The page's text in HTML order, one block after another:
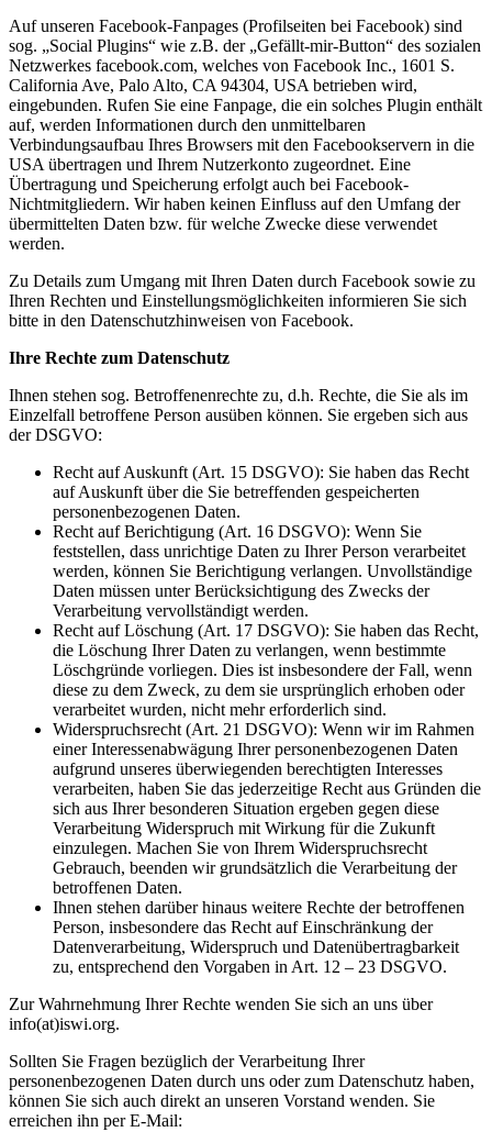
Auf unseren Facebook-Fanpages (Profilseiten bei Facebook) sind
sog. „Social Plugins“ wie z.B. der „Gefällt-mir-Button“ des sozialen
Netzwerkes facebook.com, welches von Facebook Inc., 1601 S.
California Ave, Palo Alto, CA 94304, USA betrieben wird,
eingebunden. Rufen Sie eine Fanpage, die ein solches Plugin enthält
auf, werden Informationen durch den unmittelbaren
Verbindungsaufbau Ihres Browsers mit den Facebookservern in die
USA übertragen und Ihrem Nutzerkonto zugeordnet. Eine
Übertragung und Speicherung erfolgt auch bei Facebook-
Nichtmitgliedern. Wir haben keinen Einfluss auf den Umfang der
übermittelten Daten bzw. für welche Zwecke diese verwendet
werden.
Zu Details zum Umgang mit Ihren Daten durch Facebook sowie zu
Ihren Rechten und Einstellungsmöglichkeiten informieren Sie sich
bitte in den Datenschutzhinweisen von Facebook.
Ihre Rechte zum Datenschutz
Ihnen stehen sog. Betroffenenrechte zu, d.h. Rechte, die Sie als im
Einzelfall betroffene Person ausüben können. Sie ergeben sich aus
der DSGVO:
Recht auf Auskunft (Art. 15 DSGVO): Sie haben das Recht
auf Auskunft über die Sie betreffenden gespeicherten
personenbezogenen Daten.
Recht auf Berichtigung (Art. 16 DSGVO): Wenn Sie
feststellen, dass unrichtige Daten zu Ihrer Person verarbeitet
werden, können Sie Berichtigung verlangen. Unvollständige
Daten müssen unter Berücksichtigung des Zwecks der
Verarbeitung vervollständigt werden.
Recht auf Löschung (Art. 17 DSGVO): Sie haben das Recht,
die Löschung Ihrer Daten zu verlangen, wenn bestimmte
Löschgründe vorliegen. Dies ist insbesondere der Fall, wenn
diese zu dem Zweck, zu dem sie ursprünglich erhoben oder
verarbeitet wurden, nicht mehr erforderlich sind.
Widerspruchsrecht (Art. 21 DSGVO): Wenn wir im Rahmen
einer Interessenabwägung Ihrer personenbezogenen Daten
aufgrund unseres überwiegenden berechtigten Interesses
verarbeiten, haben Sie das jederzeitige Recht aus Gründen die
sich aus Ihrer besonderen Situation ergeben gegen diese
Verarbeitung Widerspruch mit Wirkung für die Zukunft
einzulegen. Machen Sie von Ihrem Widerspruchsrecht
Gebrauch, beenden wir grundsätzlich die Verarbeitung der
betroffenen Daten.
Ihnen stehen darüber hinaus weitere Rechte der betroffenen
Person, insbesondere das Recht auf Einschränkung der
Datenverarbeitung, Widerspruch und Datenübertragbarkeit
zu, entsprechend den Vorgaben in Art. 12 – 23 DSGVO.
Zur Wahrnehmung Ihrer Rechte wenden Sie sich an uns über
info(at)iswi.org.
Sollten Sie Fragen bezüglich der Verarbeitung Ihrer
personenbezogenen Daten durch uns oder zum Datenschutz haben,
können Sie sich auch direkt an unseren Vorstand wenden. Sie
erreichen ihn per E-Mail: